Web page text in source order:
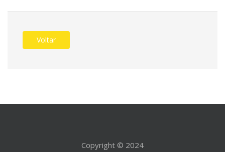
Voltar
Copyright © 2024